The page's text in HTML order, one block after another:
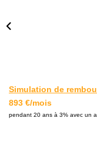
Simulation de
893 €/mois
pendant 20 ans à 3% avec un